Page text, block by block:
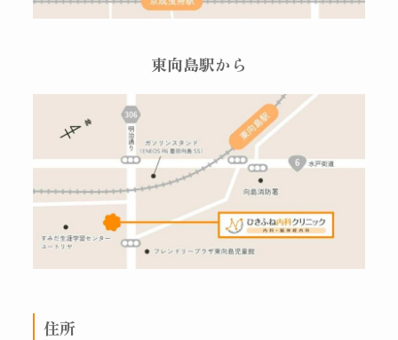
東向島駅から
住所